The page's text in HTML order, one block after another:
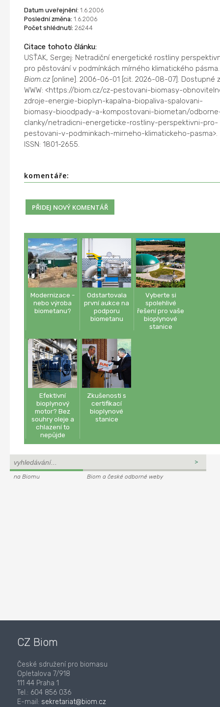
Datum uveřejnění: 1.6.2006
Poslední změna: 1.6.2006
Počet shlédnutí: 26244
Citace tohoto článku:
USŤAK, Sergej: Netradiční energetické rostliny
pro pěstování v podmínkách mírného klimatického pásma.
Biom.cz[online]. 2006-06-01 [cit. 2026-08-07]. Dostupné z
WWW: <https://biom.cz/cz-pestovani-biomasy-
zdroje-energie-bioplyn-kapalna-biopaliva-spalovani-
biomasy-bioodpady-a-kompostovani-biometan/
clanky/netradicni-energeticke-rostliny-perspektivni-pro-
pestovani-v-podminkach-mirneho-klimatickeho-pasma>.
ISSN: 1801-2655.
komentáře:
Modernizace -
nebo výroba
biometanu?
Odstartovala
první aukce na
podporu
biometanu
Vyberte si
spolehlivé
řešení pro vaše
bioplynové
stanice
Efektivní
bioplynový
motor? Bez
souhry oleje a
chlazení to
nepůjde
Zkušenosti s
certifikací
bioplynové
stanice
na Biomu Biom a české odborné weby
CZ Biom
České sdružení pro biomasu
Opletalova 7/918
111 44 Praha 1
Tel.: 604 856 036
E-mail: sekretariat@biom.cz